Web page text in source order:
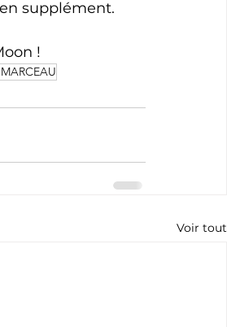
supplément.
!
Voir tout